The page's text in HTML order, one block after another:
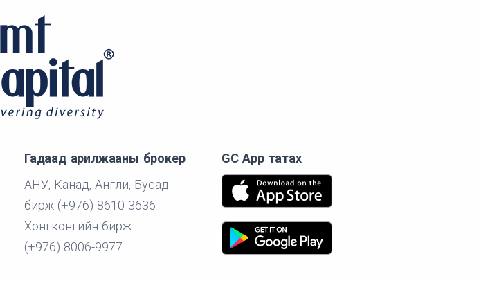
Гадаад арилжааны брокер
АНУ, Канад, Англи, Бусад
бирж (+976) 8610-3636
Хонгконгийн бирж
(+976) 8006-9977
GC App татах